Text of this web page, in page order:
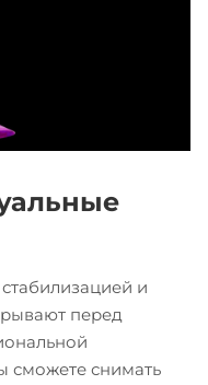
и
перед
сможете снимать